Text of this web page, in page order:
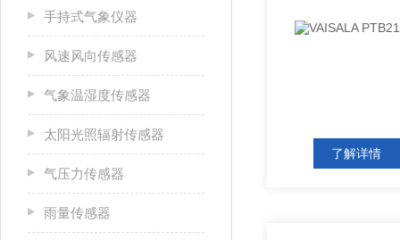
手持式气象仪器
风速风向传感器
气象温湿度传感器
太阳光照辐射传感器
气压力传感器
雨量传感器
了解详情